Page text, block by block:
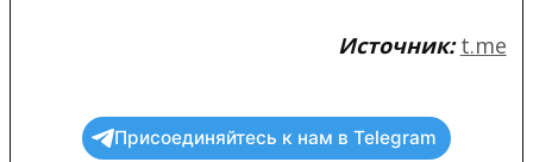
Источник: t.me
Присоединяйтесь к нам в Telegram